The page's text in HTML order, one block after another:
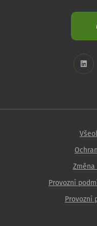
Provozní
Provozní